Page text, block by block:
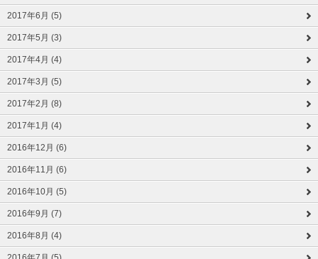
2017年6月 (5)
2017年5月 (3)
2017年4月 (4)
2017年3月 (5)
2017年2月 (8)
2017年1月 (4)
2016年12月 (6)
2016年11月 (6)
2016年10月 (5)
2016年9月 (7)
2016年8月 (4)